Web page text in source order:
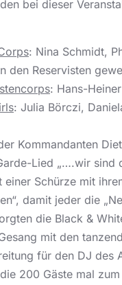
bei dieser
: Nina Schmidt,
den Reservisten
: Hans-
: Julia Börczi,
Kommandanten
Lied „….wir sind
einer Schürze mit
damit jeder die
die Black &
mit den
für den DJ des
200 Gäste mal